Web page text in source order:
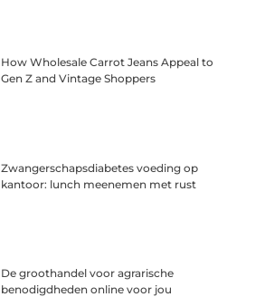
How Wholesale Carrot Jeans Appeal to
Gen Z and Vintage Shoppers
Zwangerschapsdiabetes voeding op
kantoor: lunch meenemen met rust
De groothandel voor agrarische
benodigdheden online voor jou